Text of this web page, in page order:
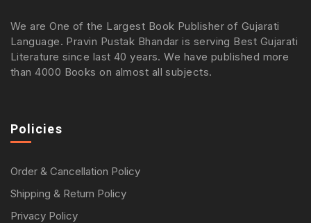
We are One of the Largest Book Publisher of Gujarati
Language. Pravin Pustak Bhandar is serving Best Gujarati
Literature since last 40 years. We have published more
than 4000 Books on almost all subjects.
Policies
Order & Cancellation Policy
Shipping & Return Policy
Privacy Policy